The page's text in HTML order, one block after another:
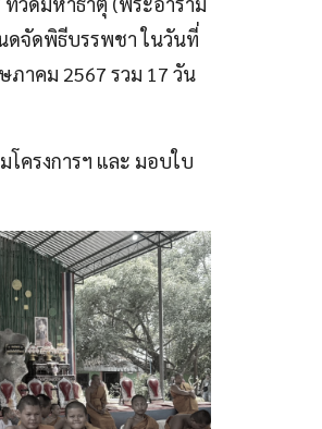
ดจัดพิธีบรรพชา ในวันที่
ภาคม 2567 รวม 17 วัน
โครงการฯ และ มอบใบ